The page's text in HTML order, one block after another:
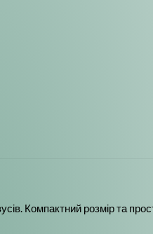
Компактний розмір та